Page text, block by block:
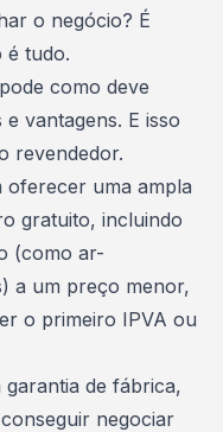
o negócio? É
é tudo.
como deve
vantagens. E isso
revendedor.
oferecer uma ampla
gratuito, incluindo
(como ar-
a um preço menor,
o primeiro IPVA ou
de fábrica,
negociar